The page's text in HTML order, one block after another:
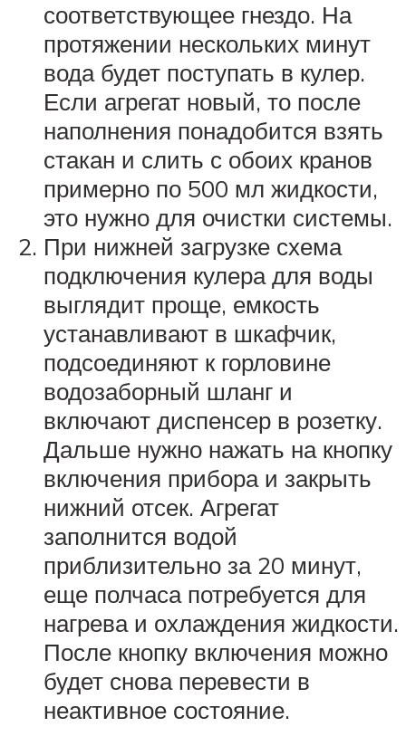
соответствующее гнездо. На
протяжении нескольких минут
вода будет поступать в кулер.
Если агрегат новый, то после
наполнения понадобится взять
стакан и слить с обоих кранов
примерно по 500 мл жидкости,
это нужно для очистки системы.
При нижней загрузке схема
подключения кулера для воды
выглядит проще, емкость
устанавливают в шкафчик,
подсоединяют к горловине
водозаборный шланг и
включают диспенсер в розетку.
Дальше нужно нажать на кнопку
включения прибора и закрыть
нижний отсек. Агрегат
заполнится водой
приблизительно за 20 минут,
еще полчаса потребуется для
нагрева и охлаждения жидкости.
После кнопку включения можно
будет снова перевести в
неактивное состояние.